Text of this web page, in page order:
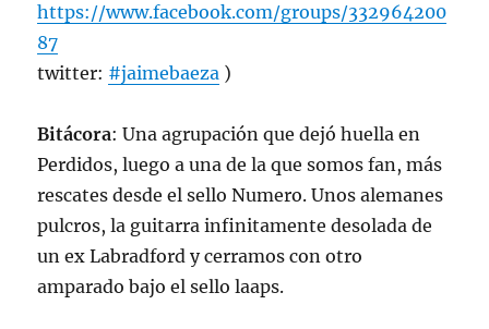
https://www.facebook.com/groups/332964200
87
twitter: #jaimebaeza )
Bitácora: Una agrupación que dejó huella en
Perdidos, luego a una de la que somos fan, más
rescates desde el sello Numero. Unos alemanes
pulcros, la guitarra infinitamente desolada de
un ex Labradford y cerramos con otro
amparado bajo el sello laaps.